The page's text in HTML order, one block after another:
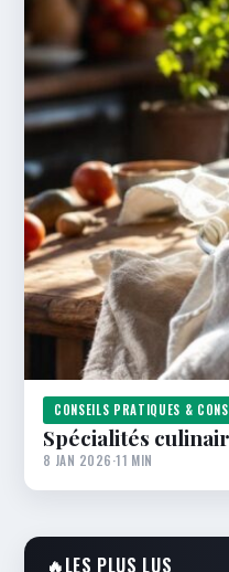
CONSEILS PRATIQUES &
Spécialités
8 JAN 2026·11 MIN
🔥LES PLUS LUS